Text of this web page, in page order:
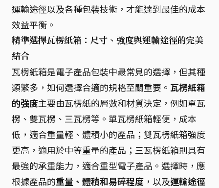
運輸途徑以及各種包裝技術，才能達到最佳的成本
效益平衡。
精準選擇瓦楞紙箱：尺寸、強度與運輸途徑的完美
結合
瓦楞紙箱是電子產品包裝中最常見的選擇，但其種
類繁多，如何選擇合適的規格至關重要。 瓦楞紙箱
的強度主要由瓦楞紙的層數和材質決定，例如單瓦
楞、雙瓦楞、三瓦楞等。單瓦楞紙箱輕便，成本
低，適合重量輕、體積小的產品；雙瓦楞紙箱強度
更高，適用於中等重量的產品；三瓦楞紙箱則具有
最強的承重能力，適合重型電子產品。選擇時，應
根據產品的重量、體積和易碎程度 ，以及運輸途徑